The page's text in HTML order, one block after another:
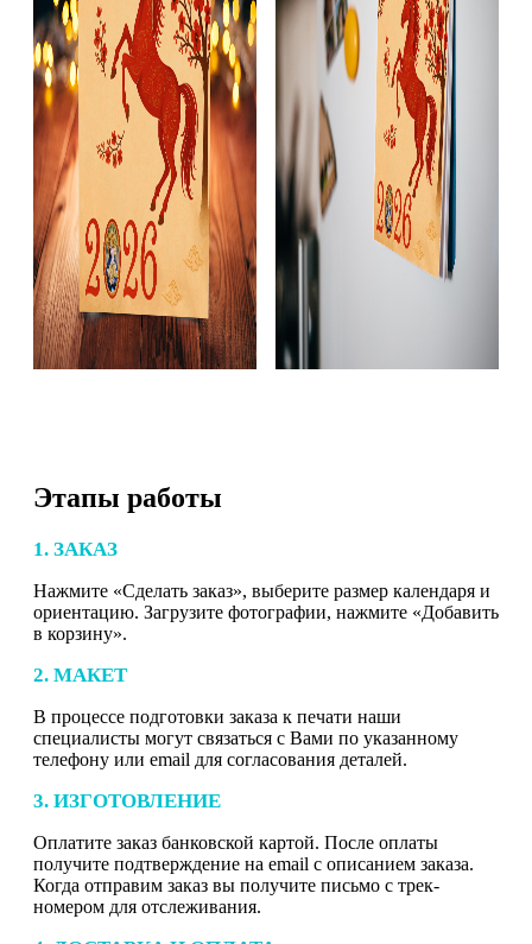
Этапы работы
1. ЗАКАЗ
Нажмите «Сделать заказ», выберите размер календаря и
ориентацию. Загрузите фотографии, нажмите «Добавить
в корзину».
2. МАКЕТ
В процессе подготовки заказа к печати наши
специалисты могут связаться с Вами по указанному
телефону или email для согласования деталей.
3. ИЗГОТОВЛЕНИЕ
Оплатите заказ банковской картой. После оплаты
получите подтверждение на email с описанием заказа.
Когда отправим заказ вы получите письмо с трек-
номером для отслеживания.